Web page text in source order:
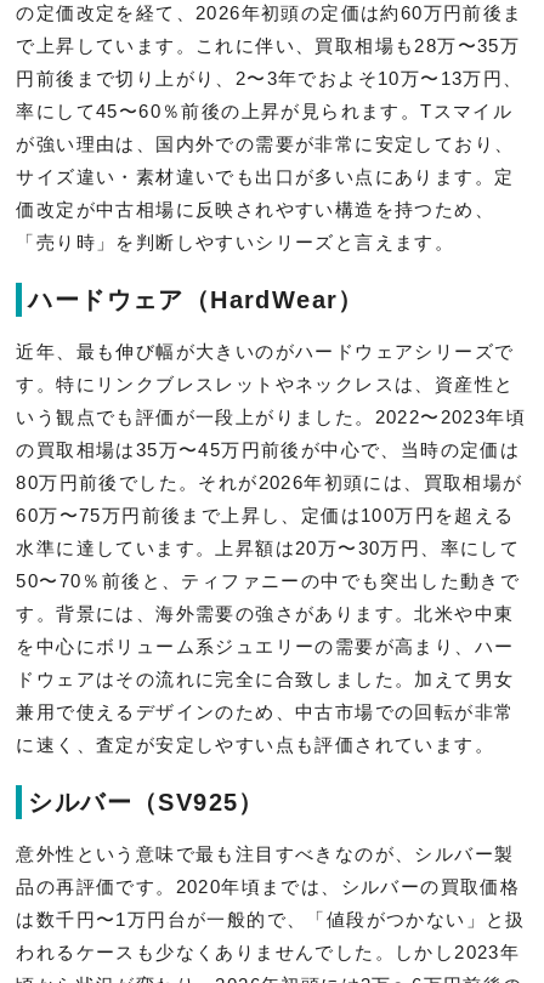
の定価改定を経て、2026年初頭の定価は約60万円前後ま
で上昇しています。これに伴い、買取相場も28万〜35万
円前後まで切り上がり、2〜3年でおよそ10万〜13万円、
率にして45〜60％前後の上昇が見られます。Tスマイル
が強い理由は、国内外での需要が非常に安定しており、
サイズ違い・素材違いでも出口が多い点にあります。定
価改定が中古相場に反映されやすい構造を持つため、
「売り時」を判断しやすいシリーズと言えます。
ハードウェア（HardWear）
近年、最も伸び幅が大きいのがハードウェアシリーズで
す。特にリンクブレスレットやネックレスは、資産性と
いう観点でも評価が一段上がりました。2022〜2023年頃
の買取相場は35万〜45万円前後が中心で、当時の定価は
80万円前後でした。それが2026年初頭には、買取相場が
60万〜75万円前後まで上昇し、定価は100万円を超える
水準に達しています。上昇額は20万〜30万円、率にして
50〜70％前後と、ティファニーの中でも突出した動きで
す。背景には、海外需要の強さがあります。北米や中東
を中心にボリューム系ジュエリーの需要が高まり、ハー
ドウェアはその流れに完全に合致しました。加えて男女
兼用で使えるデザインのため、中古市場での回転が非常
に速く、査定が安定しやすい点も評価されています。
シルバー（SV925）
意外性という意味で最も注目すべきなのが、シルバー製
品の再評価です。2020年頃までは、シルバーの買取価格
は数千円〜1万円台が一般的で、「値段がつかない」と扱
われるケースも少なくありませんでした。しかし2023年